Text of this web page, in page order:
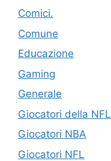
Comici.
Comune
Educazione
Gaming
Generale
Giocatori della NFL
Giocatori NBA
Giocatori NFL